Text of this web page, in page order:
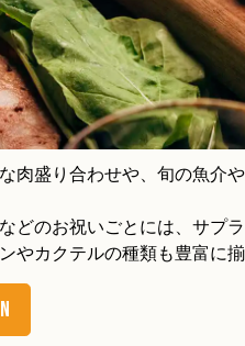
肉盛り合わせや、旬の魚介
どのお祝いごとには、サプ
やカクテルの種類も豊富に揃